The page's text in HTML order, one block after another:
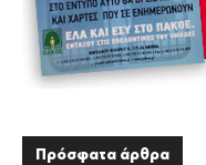
Πρόσφατα άρθρα